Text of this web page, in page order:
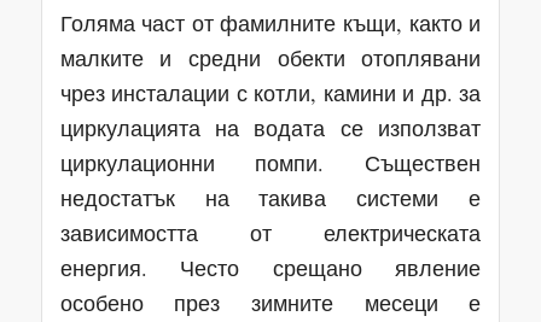
Голяма част от фамилните къщи, както и
малките и средни обекти отоплявани
чрез инсталации с котли, камини и др. за
циркулацията на водата се използват
циркулационни помпи. Съществен
недостатък на такива системи е
зависимостта от електрическата
енергия. Често срещано явление
особено през зимните месеци е